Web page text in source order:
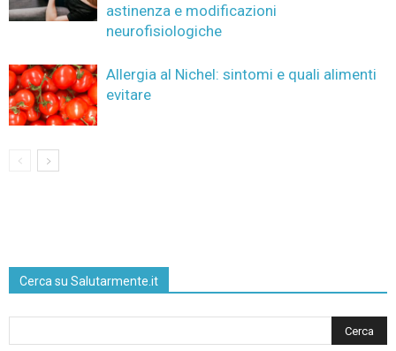
astinenza e modificazioni
neurofisiologiche
Allergia al Nichel: sintomi e quali alimenti
evitare
Cerca su Salutarmente.it